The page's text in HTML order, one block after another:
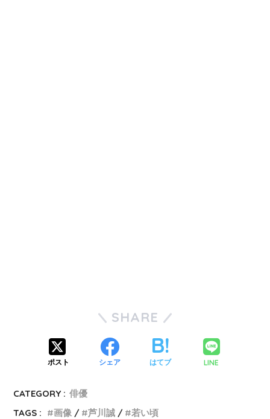
SHARE
ポスト シェア はてブ LINE
CATEGORY : 俳優
TAGS :
画像 芦川誠 若い頃